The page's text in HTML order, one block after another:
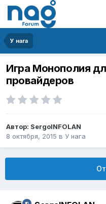
У нага
Игра Монополия
провайдеров
Автор: SergoINFOLAN
8 октября, 2015 в У нага